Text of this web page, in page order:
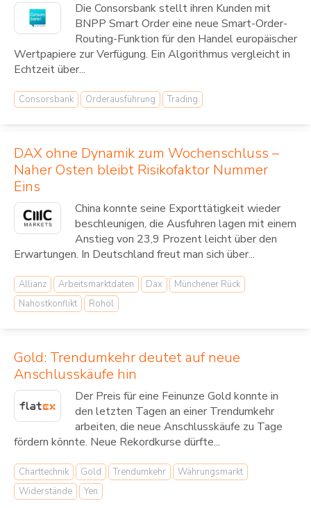
Die Consorsbank stellt ihren Kunden mit
BNPP Smart Order eine neue Smart-Order-
Routing-Funktion für den Handel europäischer
Wertpapiere zur Verfügung. Ein Algorithmus vergleicht in
Echtzeit über...
Consorsbank Orderausführung Trading
DAX ohne Dynamik zum Wochenschluss –
Naher Osten bleibt Risikofaktor Nummer
Eins
China konnte seine Exporttätigkeit wieder
beschleunigen, die Ausfuhren lagen mit einem
Anstieg von 23,9 Prozent leicht über den
Erwartungen. In Deutschland freut man sich über...
Allianz Arbeitsmarktdaten Dax
Münchener Rück
Nahostkonflikt
Rohöl
Gold: Trendumkehr deutet auf neue
Anschlusskäufe hin
Der Preis für eine Feinunze Gold konnte in
den letzten Tagen an einer Trendumkehr
arbeiten, die neue Anschlusskäufe zu Tage
fördern könnte. Neue Rekordkurse dürfte...
Charttechnik Gold Trendumkehr
Währungsmarkt
Widerstände
Yen